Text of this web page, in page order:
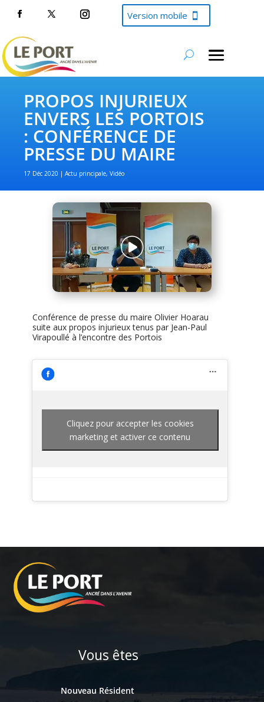
Version mobile
PROPOS INJURIEUX
ENVERS LES PORTOIS
: CONFÉRENCE DE
PRESSE DU MAIRE
17 Déc 2020 Actu principale,Vidéo
Conférence de presse du maire Olivier Hoarau
suite aux propos injurieux tenus par Jean-Paul
Virapoullé à l’encontre des Portois
Cliquez pour accepter les cookies
marketing et activer ce contenu
Vous êtes
Nouveau Résident